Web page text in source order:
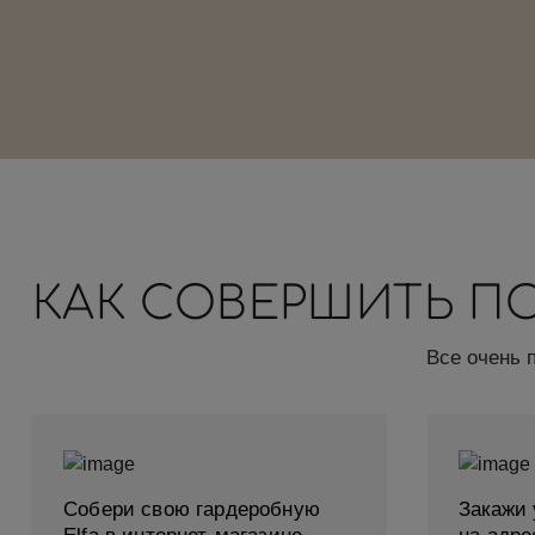
КАК СОВЕРШИТЬ
Все очень
Собери свою гардеробную
Закажи